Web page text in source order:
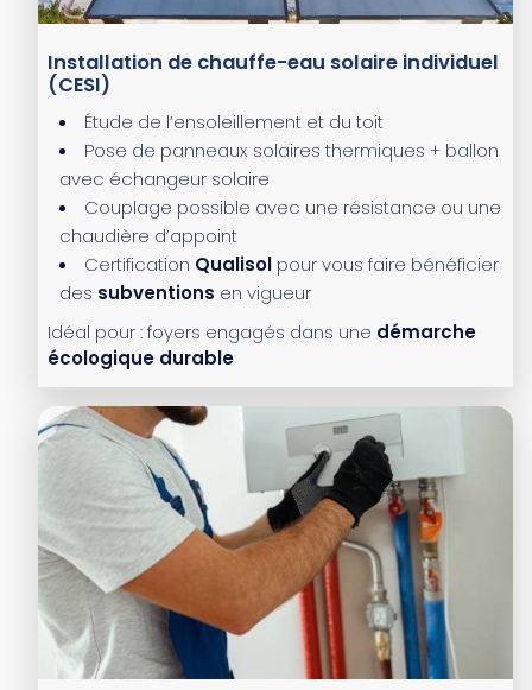
Installation de chauffe-eau solaire individuel
(CESI)
Étude de l’ensoleillement et du toit
Pose de panneaux solaires thermiques + ballon
avec échangeur solaire
Couplage possible avec une résistance ou une
chaudière d’appoint
Certification Qualisol pour vous faire bénéficier
des subventions en vigueur
Idéal pour : foyers engagés dans une démarche
écologique durable